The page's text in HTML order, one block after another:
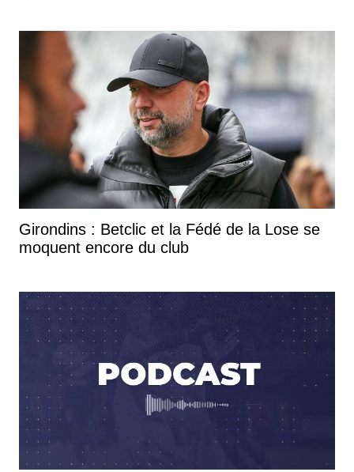
Girondins : Betclic et la Fédé de la Lose se
moquent encore du club